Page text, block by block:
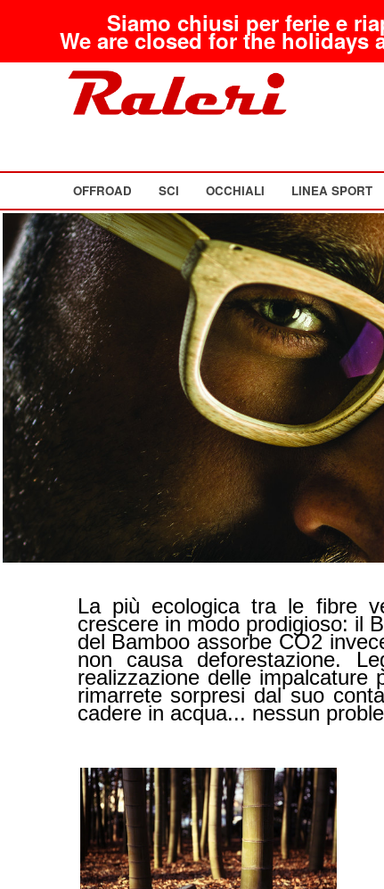
Siamo chiusi per ferie e
We are closed for the holidays
OFFROAD SCI OCCHIALI LINEA SPORT
La più ecologica tra le fibre
crescere in modo prodigioso: il
del Bamboo assorbe CO2
non causa deforestazione.
realizzazione delle
rimarrete sorpresi dal suo
cadere in acqua... nessun